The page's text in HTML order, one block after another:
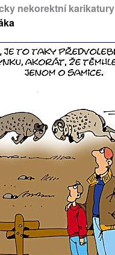
nekorektní karikatury